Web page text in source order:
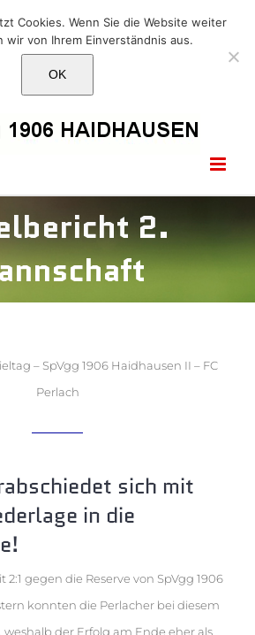
info@1906haidhausen.de
FacebookInstagram
E-
2.
– SpVgg 1906 Haidhausen II – FC
Perlach
sich mit
in die
2:1 gegen die Reserve von SpVgg 1906
konnten die Perlacher bei diesem
der Erfolg am Ende eher als
Cookies. Wenn Sie die Website weiter
wir von Ihrem Einverständnis aus.
OK